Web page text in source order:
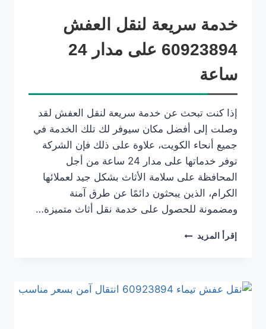
خدمة سريعة لنقل العفش
60923894 على مدار 24
ساعة
إذا كنت تبحث عن خدمة سريعة لنقل العفش لقد
وصلت إلى أفضل مكان سيوفر لك تلك الخدمة في
جميع أنحاء الكويت، علاوة على ذلك فإن الشركة
توفر خدماتها على مدار 24 ساعة من أجل
المحافظة على سلامة الأثاث بشكل جيد لعملائها
الكرام، الذين يبحثون دائمًا عن طرق آمنة
ومضمونة للحصول على خدمة نقل أثاث متميزة…
إقرأ المزيد